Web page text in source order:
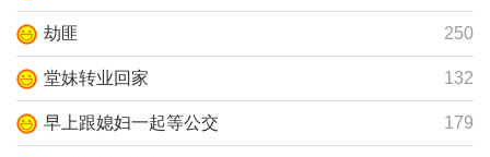
劫匪 250
堂妹转业回家 132
早上跟媳妇一起等公交 179